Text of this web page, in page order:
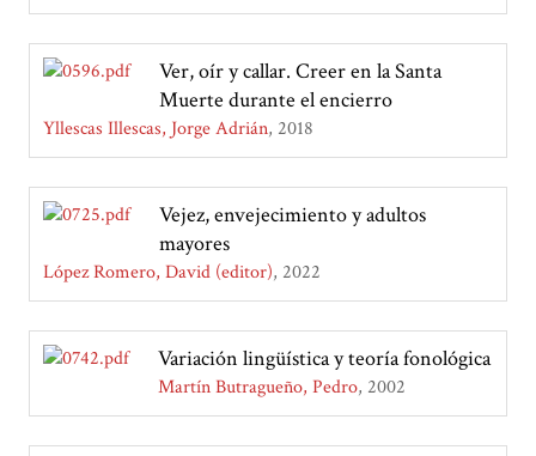
Ver, oír y callar. Creer en la Santa
Muerte durante el encierro
Yllescas Illescas, Jorge Adrián 2018
Vejez, envejecimiento y adultos
mayores
López Romero, David (editor) 2022
Variación lingüística y teoría fonológica
Martín Butragueño, Pedro 2002